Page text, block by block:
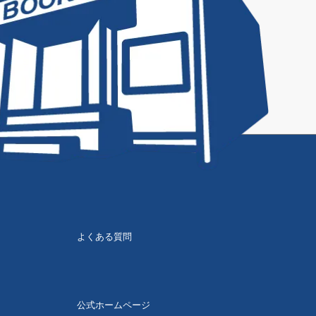
よくある質問
公式ホームページ